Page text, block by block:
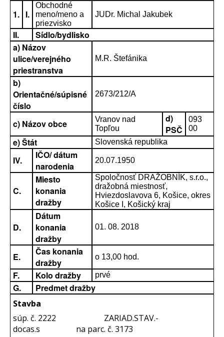
1. I.
Obchodné
meno/meno a
priezvisko
JUDr. Michal Jakubek
II.
Sídlo/bydlisko
a) Názov
ulice/verejného
priestranstva
M.R. Štefánika
b)
Orientačné/súpisné
číslo
2673/212/A
c) Názov obce
Vranov nad
Topľou
d)
PSČ
093
00
e) Štát Slovenská republika
IV.
IČO/ dátum
narodenia
20.07.1950
C.
Miesto
konania
dražby
Spoločnosť DRAŽOBNÍK, s.r.o.,
dražobná miestnosť,
Hviezdoslavova 6, Košice, okres
Košice I, Košický kraj
D.
Dátum
konania
dražby
01. 08. 2018
E.
Čas konania
dražby
o 13,00 hod.
F. Kolo dražby prvé
G. Predmet dražby
Stavba
súp. č. 2222 ZARIAD.STAV.-
docas.s na parc. č. 3173